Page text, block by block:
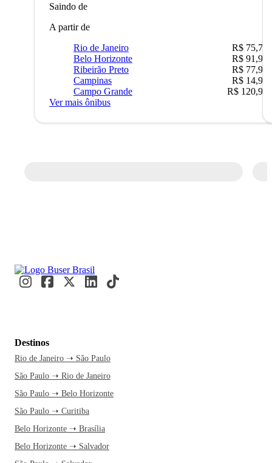
Saindo de
A partir de
Rio de Janeiro
R$ 75,77
Belo Horizonte
R$ 91,90
Ribeirão Preto
R$ 77,90
Campinas
R$ 14,90
Campo Grande
R$ 120,90
Ver mais ônibus
Destinos
Rio de Janeiro ➝ São Paulo
São Paulo ➝ Rio de Janeiro
São Paulo ➝ Belo Horizonte
São Paulo ➝ Curitiba
Belo Horizonte ➝ Brasília
Belo Horizonte ➝ Salvador